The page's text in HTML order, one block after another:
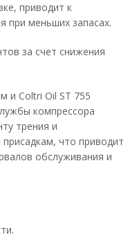
приводит к
при меньших запасах.
за счет снижения
и Coltri Oil ST 755
компрессора
трения и
что приводит
обслуживания и